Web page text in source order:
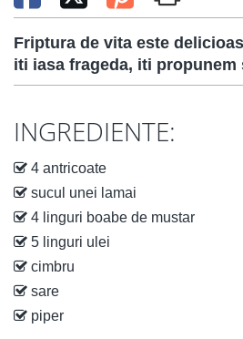
Friptura de vita este
iti iasa frageda, iti propunem
INGREDIENTE:
4 antricoate
sucul unei lamai
4 linguri boabe de mustar
5 linguri ulei
cimbru
sare
piper